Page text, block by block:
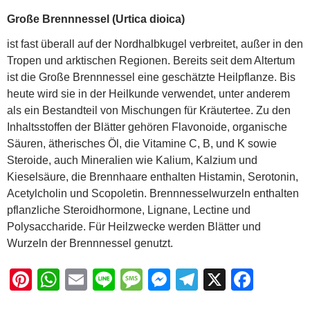
er
e
st
at
s
A
p
p
ail e
ss
a
g
e
ss
e
n
g
er
gr
a
m
e
b
o
o
k
Große Brennnessel (Urtica dioica)
ist fast überall auf der Nordhalbkugel verbreitet, außer in den
Tropen und arktischen Regionen. Bereits seit dem Altertum
ist die Große Brennnessel eine geschätzte Heilpflanze. Bis
heute wird sie in der Heilkunde verwendet, unter anderem
als ein Bestandteil von Mischungen für Kräutertee. Zu den
Inhaltsstoffen der Blätter gehören Flavonoide, organische
Säuren, ätherisches Öl, die Vitamine C, B, und K sowie
Steroide, auch Mineralien wie Kalium, Kalzium und
Kieselsäure, die Brennhaare enthalten Histamin, Serotonin,
Acetylcholin und Scopoletin. Brennnesselwurzeln enthalten
pflanzliche Steroidhormone, Lignane, Lectine und
Polysaccharide. Für Heilzwecke werden Blätter und
Wurzeln der Brennnessel genutzt.
Pi W E
Li
M M T
X